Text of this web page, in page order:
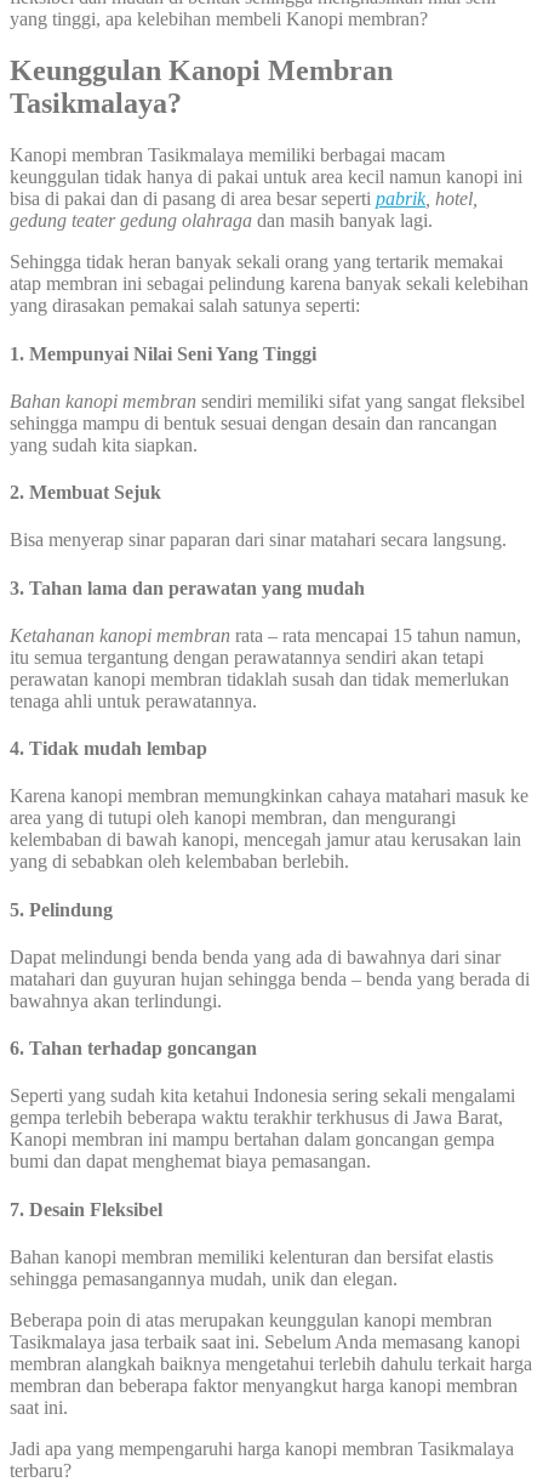
yang tinggi, apa kelebihan membeli Kanopi membran?
Keunggulan Kanopi Membran
Tasikmalaya?
Kanopi membran Tasikmalaya memiliki berbagai macam
keunggulan tidak hanya di pakai untuk area kecil namun kanopi ini
bisa di pakai dan di pasang di area besar seperti pabrik, hotel,
gedung teater gedung olahraga dan masih banyak lagi.
Sehingga tidak heran banyak sekali orang yang tertarik memakai
atap membran ini sebagai pelindung karena banyak sekali kelebihan
yang dirasakan pemakai salah satunya seperti:
1. Mempunyai Nilai Seni Yang Tinggi
Bahan kanopi membran sendiri memiliki sifat yang sangat fleksibel
sehingga mampu di bentuk sesuai dengan desain dan rancangan
yang sudah kita siapkan.
2. Membuat Sejuk
Bisa menyerap sinar paparan dari sinar matahari secara langsung.
3. Tahan lama dan perawatan yang mudah
Ketahanan kanopi membran rata – rata mencapai 15 tahun namun,
itu semua tergantung dengan perawatannya sendiri akan tetapi
perawatan kanopi membran tidaklah susah dan tidak memerlukan
tenaga ahli untuk perawatannya.
4. Tidak mudah lembap
Karena kanopi membran memungkinkan cahaya matahari masuk ke
area yang di tutupi oleh kanopi membran, dan mengurangi
kelembaban di bawah kanopi, mencegah jamur atau kerusakan lain
yang di sebabkan oleh kelembaban berlebih.
5. Pelindung
Dapat melindungi benda benda yang ada di bawahnya dari sinar
matahari dan guyuran hujan sehingga benda – benda yang berada di
bawahnya akan terlindungi.
6. Tahan terhadap goncangan
Seperti yang sudah kita ketahui Indonesia sering sekali mengalami
gempa terlebih beberapa waktu terakhir terkhusus di Jawa Barat,
Kanopi membran ini mampu bertahan dalam goncangan gempa
bumi dan dapat menghemat biaya pemasangan.
7. Desain Fleksibel
Bahan kanopi membran memiliki kelenturan dan bersifat elastis
sehingga pemasangannya mudah, unik dan elegan.
Beberapa poin di atas merupakan keunggulan kanopi membran
Tasikmalaya jasa terbaik saat ini. Sebelum Anda memasang kanopi
membran alangkah baiknya mengetahui terlebih dahulu terkait harga
membran dan beberapa faktor menyangkut harga kanopi membran
saat ini.
Jadi apa yang mempengaruhi harga kanopi membran Tasikmalaya
terbaru?